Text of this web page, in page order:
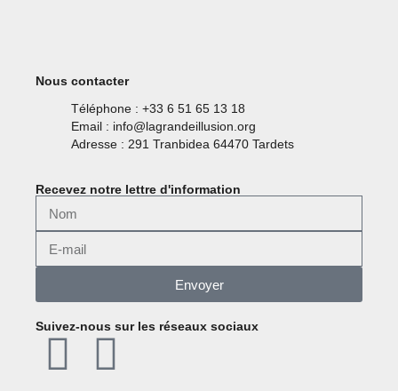
Nous contacter
Téléphone : +33 6 51 65 13 18
Email : info@lagrandeillusion.org
Adresse : 291 Tranbidea 64470 Tardets
Recevez notre lettre d'information
Envoyer
Suivez-nous sur les réseaux sociaux